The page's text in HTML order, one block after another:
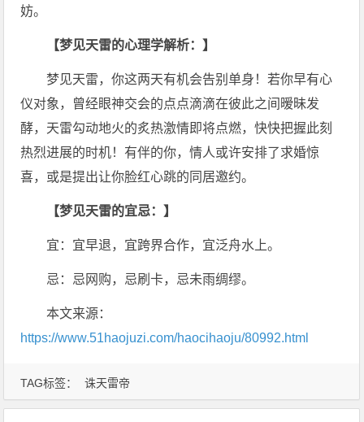
TAG标签： 诛天雷帝
妨。
【梦见天雷的心理学解析：】
梦见天雷，你这两天有机会告别单身！若你早有心
仪对象，曾经眼神交会的点点滴滴在彼此之间暧昧发
酵，天雷勾动地火的炙热激情即将点燃，快快把握此刻
热烈进展的时机！有伴的你，情人或许安排了求婚惊
喜，或是提出让你脸红心跳的同居邀约。
【梦见天雷的宜忌：】
宜：宜早退，宜跨界合作，宜泛舟水上。
忌：忌网购，忌刷卡，忌未雨绸缪。
本文来源：
https://www.51haojuzi.com/haocihaoju/80992.html